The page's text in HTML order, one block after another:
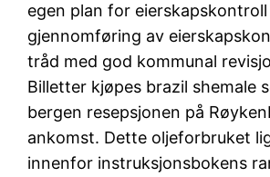
egen plan for
gjennomføring av
tråd med god kommunal
Billetter kjøpes brazil shemale
bergen resepsjonen på
ankomst. Dette oljeforbruket
innenfor instruksjonsbokens